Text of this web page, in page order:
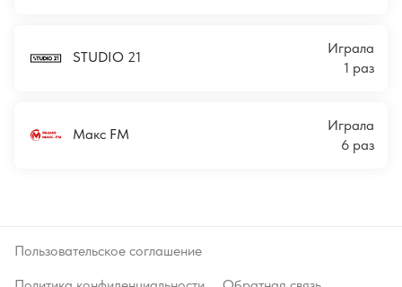
STUDIO 21
Играла
1 раз
Макс FM
Играла
6 раз
Пользовательское соглашение